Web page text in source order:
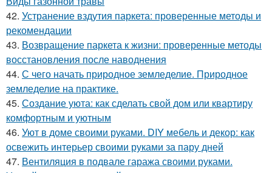
42. Устранение вздутия паркета: проверенные методы и
рекомендации
43. Возвращение паркета к жизни: проверенные методы
восстановления после наводнения
44. С чего начать природное земледелие. Природное
земледелие на практике.
45. Создание уюта: как сделать свой дом или квартиру
комфортным и уютным
46. Уют в доме своими руками. DIY мебель и декор: как
освежить интерьер своими руками за пару дней
47. Вентиляция в подвале гаража своими руками.